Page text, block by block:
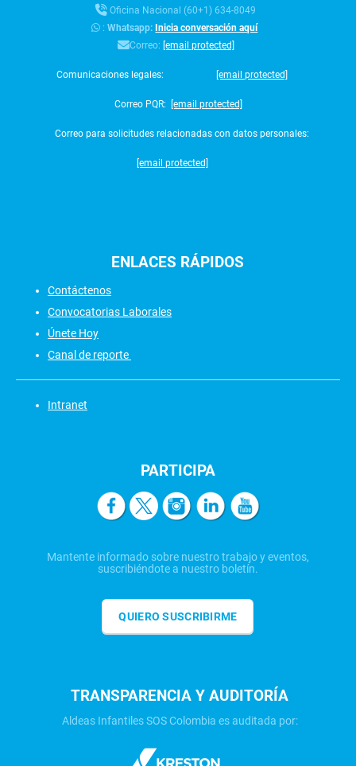
Oficina Nacional (60+1) 634-8049
:Whatsapp: Inicia conversación aquí
Correo: [email protected]
Comunicaciones legales: [email protected]
Correo PQR: [email protected]
Correo para solicitudes relacionadas con datos personales:
[email protected]
ENLACES RÁPIDOS
Contáctenos
Convocatorias Laborales
Únete Hoy
Canal de reporte
Intranet
PARTICIPA
Mantente informado sobre nuestro trabajo y eventos,
suscribiéndote a nuestro boletín.
QUIERO SUSCRIBIRME
TRANSPARENCIA Y AUDITORÍA
Aldeas Infantiles SOS Colombia es auditada por: